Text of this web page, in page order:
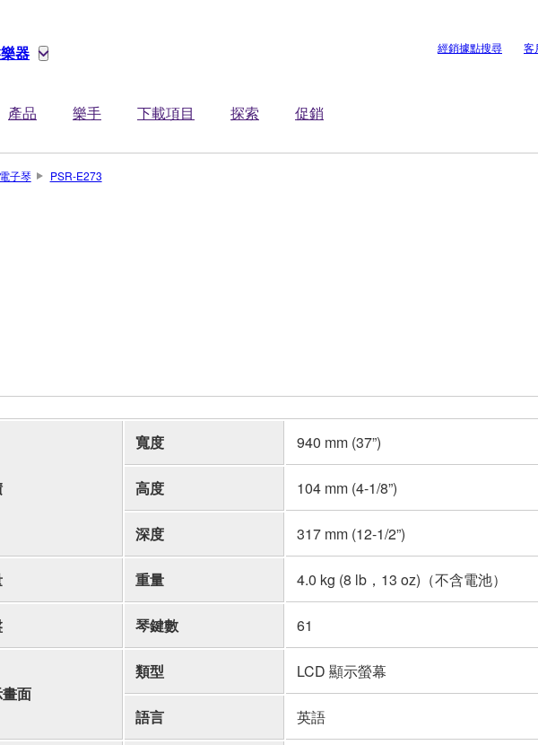
器
產品 樂手 下載項目 探索 促銷
經銷據點搜尋 客
子琴 PSR-E273
寬度 940 mm (37”)
高度 104 mm (4-1/8”)
深度 317 mm (12-1/2”)
重量 4.0 kg (8 lb，13 oz)（不含電池）
琴鍵數 61
面
類型 LCD 顯示螢幕
語言 英語